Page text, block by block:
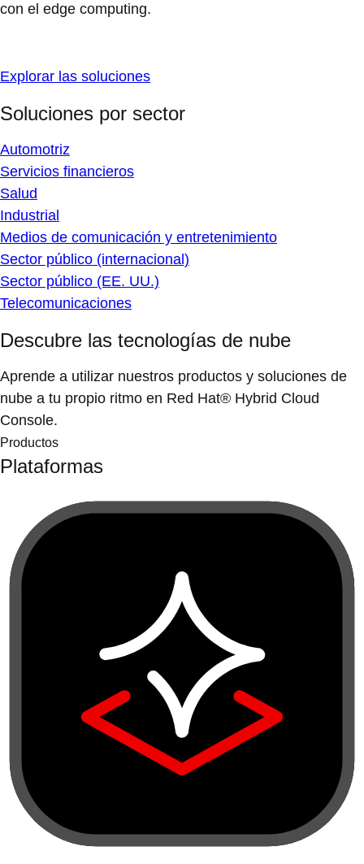
con el edge computing.
Explorar las soluciones
Soluciones por sector
Automotriz
Servicios financieros
Salud
Industrial
Medios de comunicación y entretenimiento
Sector público (internacional)
Sector público (EE. UU.)
Telecomunicaciones
Descubre las tecnologías de nube
Aprende a utilizar nuestros productos y soluciones de
nube a tu propio ritmo en Red Hat® Hybrid Cloud
Console.
Productos
Plataformas